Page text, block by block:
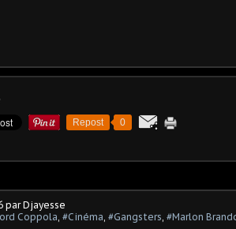
Repost 0
par Djayesse
Coppola #Cinéma #Gangsters #Marlon